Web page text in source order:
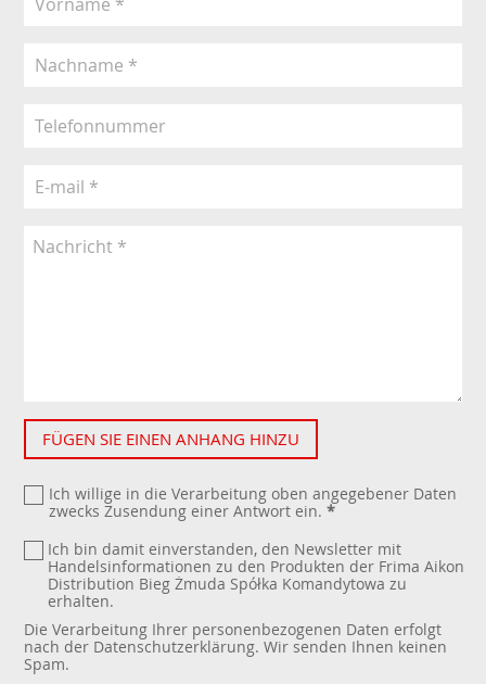
FÜGEN SIE EINEN ANHANG HINZU
Ich willige in die Verarbeitung oben angegebener Daten
zwecks Zusendung einer Antwort ein. *
Ich bin damit einverstanden, den Newsletter mit
Handelsinformationen zu den Produkten der Frima Aikon
Distribution Bieg Żmuda Spółka Komandytowa zu
erhalten.
Die Verarbeitung Ihrer personenbezogenen Daten erfolgt
nach der Datenschutzerklärung. Wir senden Ihnen keinen
Spam.